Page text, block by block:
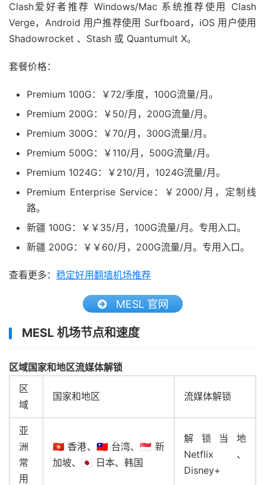
Clash爱好者推荐 Windows/Mac 系统推荐使用 Clash
Verge，Android 用户推荐使用 Surfboard，iOS 用户使用
Shadowrocket 、Stash 或 Quantumult X。
套餐价格：
Premium 100G：￥72/季度，100G流量/月。
Premium 200G：￥50/月，200G流量/月。
Premium 300G：￥70/月，300G流量/月。
Premium 500G：￥110/月，500G流量/月。
Premium 1024G：￥210/月，1024G流量/月。
Premium Enterprise Service：￥2000/月，定制线
路。
新疆 100G：￥￥35/月，100G流量/月。专用入口。
新疆 200G：￥￥60/月，200G流量/月。专用入口。
查看更多： 稳定好用翻墙机场推荐
MESL 官网
MESL 机场节点和速度
区域国家和地区流媒体解锁
区
域
国家和地区 流媒体解锁
亚
洲
常
用
🇭🇰 香港、🇹🇼 台湾、🇸🇬 新
加坡、🇯🇵 日本、韩国
解锁当地
Netflix、
Disney+